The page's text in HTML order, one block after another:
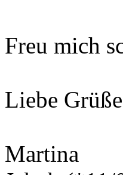
Freu mich
Liebe
Martina